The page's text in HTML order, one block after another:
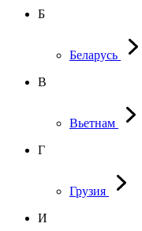
Б
Беларусь
В
Вьетнам
Г
Грузия
И